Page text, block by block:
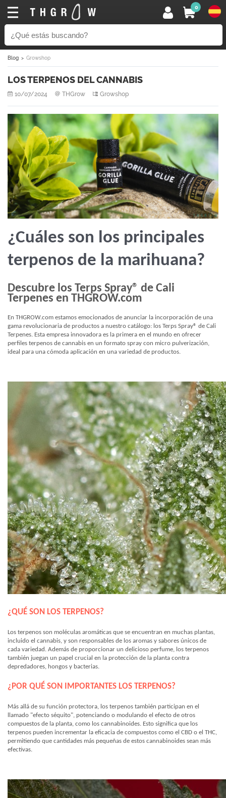
0
Blog Growshop
LOS TERPENOS DEL CANNABIS
10/07/2024 THGrow Growshop
¿Cuáles son los principales
terpenos de la marihuana?
Descubre los Terps Spray® de Cali
Terpenes en THGROW.com
En THGROW.com estamos emocionados de anunciar la incorporación de una
gama revolucionaria de productos a nuestro catálogo: los Terps Spray® de Cali
Terpenes. Esta empresa innovadora es la primera en el mundo en ofrecer
perfiles terpenos de cannabis en un formato spray con micro pulverización,
ideal para una cómoda aplicación en una variedad de productos.
¿QUÉ SON LOS TERPENOS?
Los terpenos son moléculas aromáticas que se encuentran en muchas plantas,
incluido el cannabis, y son responsables de los aromas y sabores únicos de
cada variedad. Además de proporcionar un delicioso perfume, los terpenos
también juegan un papel crucial en la protección de la planta contra
depredadores, hongos y bacterias.
¿POR QUÉ SON IMPORTANTES LOS TERPENOS?
Más allá de su función protectora, los terpenos también participan en el
llamado "efecto séquito", potenciando o modulando el efecto de otros
compuestos de la planta, como los cannabinoides. Esto significa que los
terpenos pueden incrementar la eficacia de compuestos como el CBD o el THC,
permitiendo que cantidades más pequeñas de estos cannabinoides sean más
efectivas.